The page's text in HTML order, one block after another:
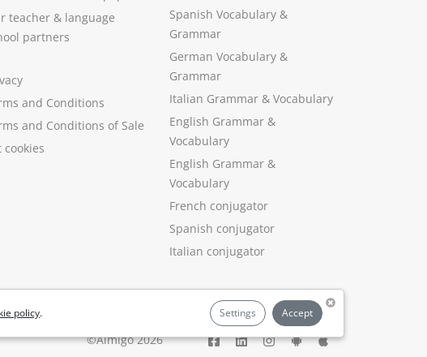
policy. Settings Accept
teacher & language
partners
and Conditions
and Conditions of Sale
cookies
Spanish Vocabulary &
Grammar
German Vocabulary &
Grammar
Italian Grammar & Vocabulary
English Grammar &
Vocabulary
English Grammar &
Vocabulary
French conjugator
Spanish conjugator
Italian conjugator
©Aimigo 2026